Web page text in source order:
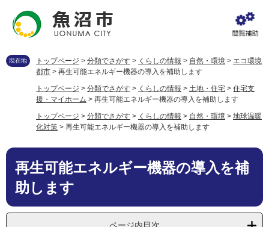
先
を現在地 トップページ > 分類でさがす > くらしの情報 > 自然・環境 > エコ環境
都市 > 再生可能エネルギー機器の導入を補助します
トップページ > 分類でさがす > くらしの情報 > 土地・住宅 > 住宅支
援・マイホーム > 再生可能エネルギー機器の導入を補助します
トップページ > 分類でさがす > くらしの情報 > 自然・環境 > 地球温暖
化対策 > 再生可能エネルギー機器の導入を補助します
本
再生可能エネルギー機器の導入を補
助します